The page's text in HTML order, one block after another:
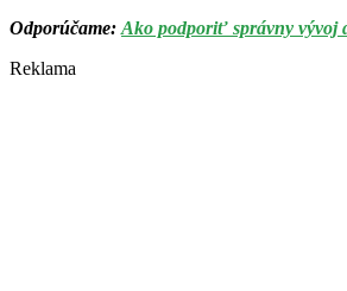
Odporúčame: Ako podporiť správny
Reklama